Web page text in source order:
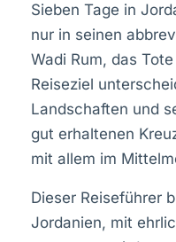
Sieben Tage in
nur in seinen
Wadi Rum, das
Reiseziel
Landschaften und
gut erhaltenen
mit allem im
Dieser Reiseführer
Jordanien, mit